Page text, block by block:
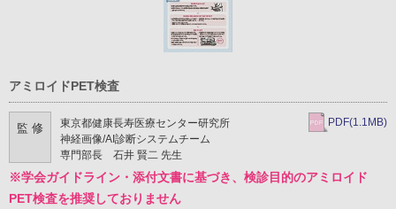
アミロイドPET検査
監 修
東京都健康長寿医療センター研究所
神経画像/AI診断システムチーム
専門部長 石井 賢二 先生
PDF(1.1MB)
※学会ガイドライン・添付文書に基づき、検診目的のアミロイド
PET検査を推奨しておりません